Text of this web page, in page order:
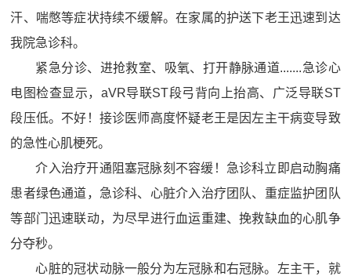
汗、喘憋等症状持续不缓解。在家属的护送下老王迅速到达
我院急诊科。
紧急分诊、进抢救室、吸氧、打开静脉通道.......急诊心
电图检查显示，aVR导联ST段弓背向上抬高、广泛导联ST
段压低。不好！接诊医师高度怀疑老王是因左主干病变导致
的急性心肌梗死。
介入治疗开通阻塞冠脉刻不容缓！急诊科立即启动胸痛
患者绿色通道，急诊科、心脏介入治疗团队、重症监护团队
等部门迅速联动，为尽早进行血运重建、挽救缺血的心肌争
分夺秒。
心脏的冠状动脉一般分为左冠脉和右冠脉。左主干，就